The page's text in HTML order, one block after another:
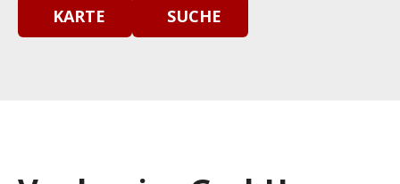
KARTE SUCHE